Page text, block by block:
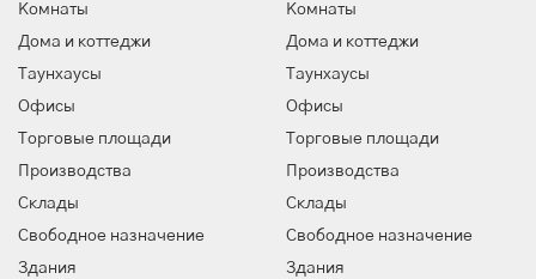
Комнаты
Дома и коттеджи
Таунхаусы
Офисы
Торговые площади
Производства
Склады
Свободное назначение
Здания
Комнаты
Дома и коттеджи
Таунхаусы
Офисы
Торговые площади
Производства
Склады
Свободное назначение
Здания